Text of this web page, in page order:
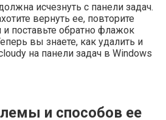
исчезнуть с панели задач.
вернуть ее, повторите
поставьте обратно флажок
вы знаете, как удалить и
на панели задач в Windows
и способов ее